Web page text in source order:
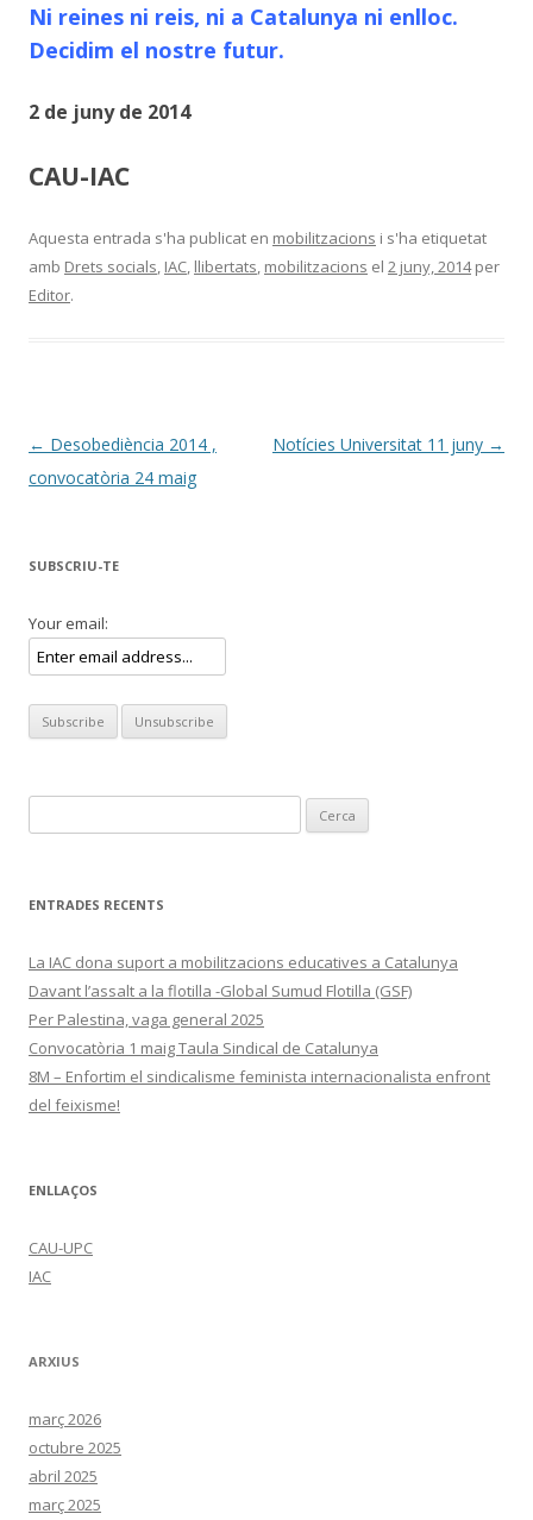
Ni reines ni reis, ni a Catalunya ni enlloc.
Decidim el nostre futur.
2 de juny de 2014
CAU-IAC
Aquesta entrada s'ha publicat en mobilitzacions i s'ha etiquetat
amb Drets socials IAC llibertats mobilitzacions el 2 juny, 2014per
Editor.
Navegació
per
← Desobediència 2014 ,
convocatòria 24 maig
Notícies Universitat 11 juny →
SUBSCRIU-TE
Your email:
ENTRADES RECENTS
La IAC dona suport a mobilitzacions educatives a Catalunya
Davant l’assalt a la flotilla -Global Sumud Flotilla (GSF)
Per Palestina, vaga general 2025
Convocatòria 1 maig Taula Sindical de Catalunya
8M – Enfortim el sindicalisme feminista internacionalista enfront
del feixisme!
ENLLAÇOS
CAU-UPC
IAC
ARXIUS
març 2026
octubre 2025
abril 2025
març 2025